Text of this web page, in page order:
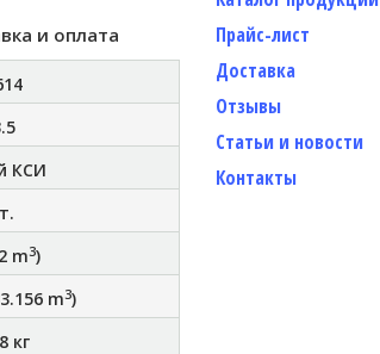
и оплата
КСИ
m3)
m3)
кг
Прайс-лист
Доставка
Отзывы
Статьи и новости
Контакты